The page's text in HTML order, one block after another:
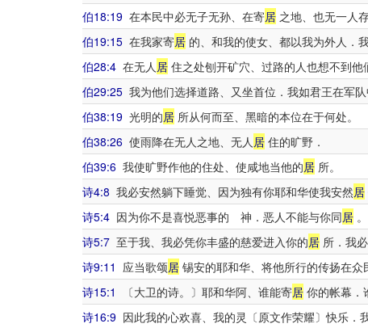
伯18:19 在本民中必无子无孙、在寄居 之地、也无一人存
伯19:15 在我家寄居 的、和我的使女、都以我为外人．
伯28:4 在无人居 住之处刨开矿穴、过路的人也想不到他
伯29:25 我为他们选择道路、又坐首位．我如君王在军队
伯38:19 光明的居 所从何而至、黑暗的本位在于何处。
伯38:26 使雨降在无人之地、无人居 住的旷野．
伯39:6 我使旷野作他的住处、使咸地当他的居 所。
诗4:8 我必安然躺下睡觉、因为独有你耶和华使我安然居
诗5:4 因为你不是喜悦恶事的 神．恶人不能与你同居 。
诗5:7 至于我、我必凭你丰盛的慈爱进入你的居 所．我
诗9:11 应当歌颂居 锡安的耶和华、将他所行的传扬在众
诗15:1
〔大卫的诗。〕耶和华阿、谁能寄居 你的帐幕．
诗16:9 因此我的心欢喜、我的灵〔原文作荣耀〕快乐．